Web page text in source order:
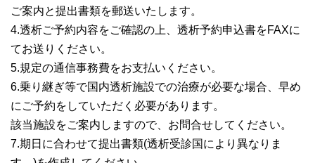
ご案内と提出書類を郵送いたします。
4.透析ご予約内容をご確認の上、透析予約申込書をFAXに
てお送りください。
5.規定の通信事務費をお支払いください。
6.乗り継ぎ等で国内透析施設での治療が必要な場合、早め
にご予約をしていただく必要があります。
該当施設をご案内しますので、お問合せしてください。
7.期日に合わせて提出書類(透析受診国により異なりま